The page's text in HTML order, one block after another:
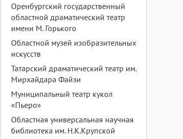
Оренбургский государственный
областной драматический театр
имени М. Горького
Областной музей изобразительных
искусств
Татарский драматический театр им.
Мирхайдара Файзи
Муниципальный театр кукол
«Пьеро»
Областная универсальная научная
библиотека им. Н.К.Крупской